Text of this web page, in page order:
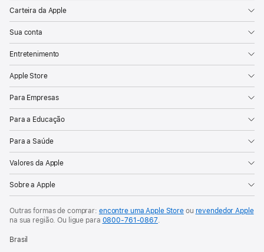
Carteira da Apple
Sua conta
Entretenimento
Apple Store
Para Empresas
Para a Educação
Para a Saúde
Valores da Apple
Sobre a Apple
Outras formas de comprar: encontre uma Apple Store ou revendedor Apple
na sua região. Ou ligue para 0800-761-0867.
Brasil